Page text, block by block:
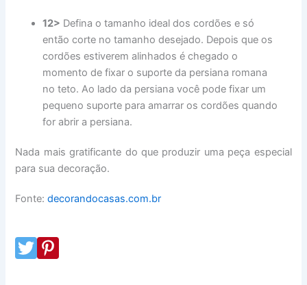
12> Defina o tamanho ideal dos cordões e só
então corte no tamanho desejado. Depois que os
cordões estiverem alinhados é chegado o
momento de fixar o suporte da persiana romana
no teto. Ao lado da persiana você pode fixar um
pequeno suporte para amarrar os cordões quando
for abrir a persiana.
Nada mais gratificante do que produzir uma peça especial
para sua decoração.
Fonte:decorandocasas.com.br
ebo
Twitter